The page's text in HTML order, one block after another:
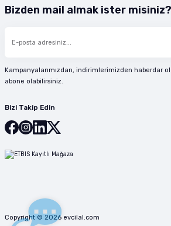
Bizden mail almak ister misiniz?
Kampanyalarımızdan, indirimlerimizden haberdar
abone olabilirsiniz.
Bizi Takip Edin
Copyright © 2026 evcilal.com